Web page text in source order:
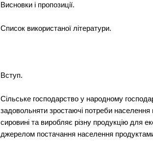
Висновки і пропозиції.
Список використаної літератури.
Вступ.
Сільське господарство у народному
задовольняти зростаючі потреби
сировині та виробляє різну продукцію для
джерелом постачання населення